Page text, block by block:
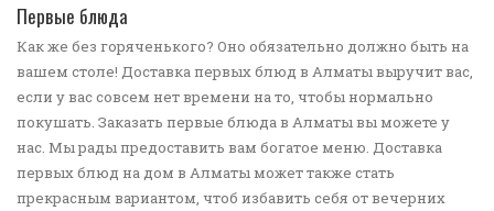
Первые блюда
Как же без горяченького? Оно обязательно должно быть на
вашем столе! Доставка первых блюд в Алматы выручит вас,
если у вас совсем нет времени на то, чтобы нормально
покушать. Заказать первые блюда в Алматы вы можете у
нас. Мы рады предоставить вам богатое меню. Доставка
первых блюд на дом в Алматы может также стать
прекрасным вариантом, чтоб избавить себя от вечерних